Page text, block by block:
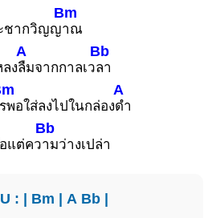
ชากวิญญ
Bm
าณ
ง
A
ลืมจากกาลเว
Bb
ลา
รพอใส่ลงไปในกล่อง
A
ดำ
แต่คว
Bb
ามว่างเปล่า
: | Bm | A Bb|